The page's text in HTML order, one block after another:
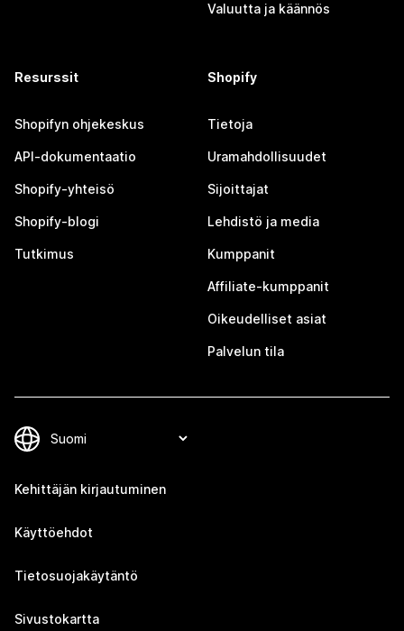
Valuutta ja käännös
Resurssit
Shopifyn ohjekeskus
API-dokumentaatio
Shopify-yhteisö
Shopify-blogi
Tutkimus
Shopify
Tietoja
Uramahdollisuudet
Sijoittajat
Lehdistö ja media
Kumppanit
Affiliate-kumppanit
Oikeudelliset asiat
Palvelun tila
Kehittäjän kirjautuminen
Käyttöehdot
Tietosuojakäytäntö
Sivustokartta